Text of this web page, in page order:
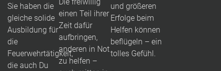
Sie haben die
gleiche solide
Ausbildung für
die
Feuerwehrtätigkeit,
die auch Du
einen Teil ihrer
Zeit dafür
aufbringen,
anderen in Not
zu helfen –
und größeren
Erfolge beim
Helfen können
beflügeln – ein
tolles Gefühl.